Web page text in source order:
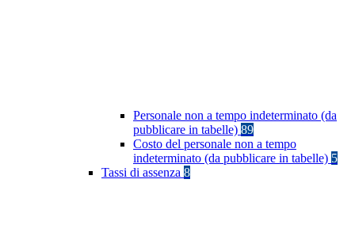
Personale non a tempo indeterminato (da
pubblicare in tabelle) 89
Costo del personale non a tempo
indeterminato (da pubblicare in tabelle) 5
Tassi di assenza 8